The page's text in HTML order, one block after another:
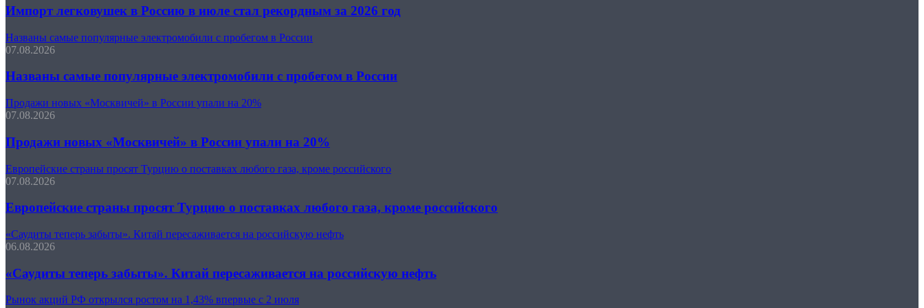
Импорт легковушек в Россию в июле стал рекордным за 2026 год
Названы самые популярные электромобили с пробегом в России
07.08.2026
Названы самые популярные электромобили с пробегом в России
Продажи новых «Москвичей» в России упали на 20%
07.08.2026
Продажи новых «Москвичей» в России упали на 20%
Европейские страны просят Турцию о поставках любого газа, кроме российского
07.08.2026
Европейские страны просят Турцию о поставках любого газа, кроме российского
«Саудиты теперь забыты». Китай пересаживается на российскую нефть
06.08.2026
«Саудиты теперь забыты». Китай пересаживается на российскую нефть
Рынок акций РФ открылся ростом на 1,43% впервые с 2 июля